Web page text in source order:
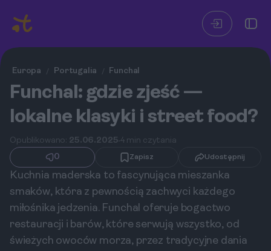
Europa / Portugalia / Funchal
Funchal: gdzie zjeść —
lokalne klasyki i street food?
Opublikowano: 25.06.2025 4 min czytania
0
Zapisz Udostępnij
Kuchnia maderska to fascynująca mieszanka
smaków, która z pewnością zachwyci każdego
miłośnika jedzenia. Funchal oferuje bogactwo
restauracji i barów, które serwują wszystko, od
świeżych owoców morza, przez tradycyjne dania